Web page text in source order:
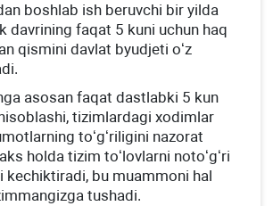
boshlab ish beruvchi bir yilda
davrining faqat 5 kuni uchun haq
qismini davlat byudjeti oʻz
asosan faqat dastlabki 5 kun
tizimlardagi хodimlar
toʻgʻriligini nazorat
holda tizim toʻlovlarni notoʻgʻri
kechiktiradi, bu muammoni hal
tushadi.